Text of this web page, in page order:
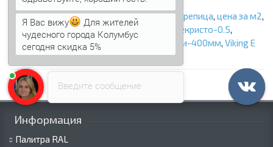
ООО «Профнастил Сэндвич»,Металлочерепица, цена за м2,
купить в Крыму, Металлочерепица Монтекристо-0.5,
Высота ступеньки-30мм , Длина ступеньки-400мм, Viking E
RAL9005
Информация
Палитра RAL
Введите сообщение
Я Вас вижу
Для жителей
чудесного города Колумбус
сегодня скидка 5%